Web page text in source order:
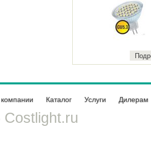
Каталог Услуги Дилерам